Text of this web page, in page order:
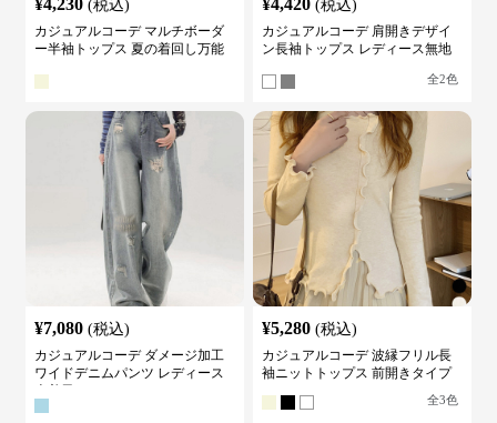
カジュアルコーデ マルチボーダ
ー半袖トップス 夏の着回し万能
カットソー
カジュアルコーデ 肩開きデザイ
ン長袖トップス レディース無地
カットソー
全2色
(税込)
カジュアルコーデ ダメージ加工
ワイドデニムパンツ レディース
古着風
¥5,280 (税込)
カジュアルコーデ 波縁フリル長
袖ニットトップス 前開きタイプ
全 3色